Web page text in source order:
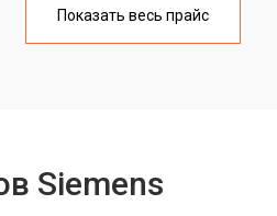
Показать весь прайс
Siemens